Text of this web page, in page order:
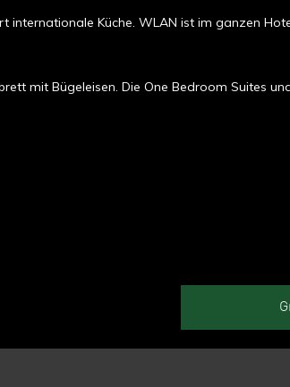
internationale Küche. WLAN ist im ganzen
mit Bügeleisen. Die One Bedroom Suites